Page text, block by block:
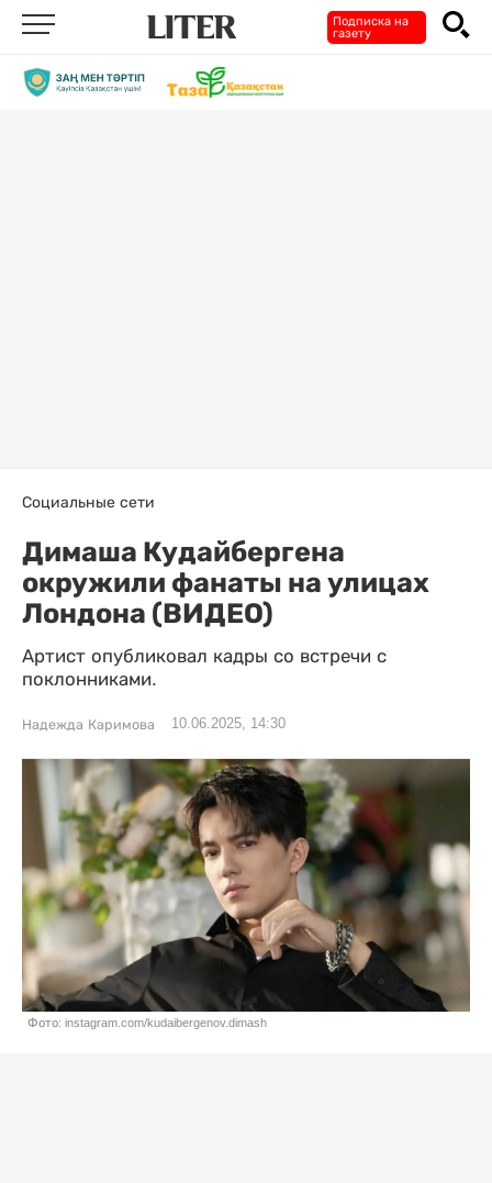
Подписка на
газету
Социальные сети
Димаша Кудайбергена
окружили фанаты на улицах
Лондона (ВИДЕО)
Артист опубликовал кадры со встречи с
поклонниками.
Надежда Каримова 10.06.2025, 14:30
Фото: instagram.com/kudaibergenov.dimash